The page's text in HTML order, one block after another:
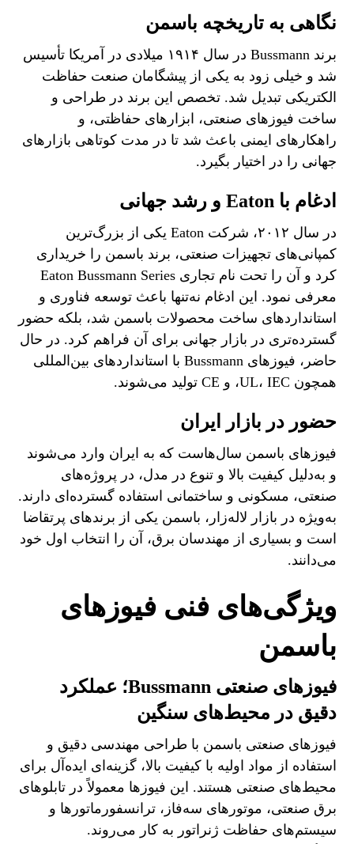
نگاهی به تاریخچه باسمن
برند Bussmann در سال ۱۹۱۴ میلادی در آمریکا تأسیس
شد و خیلی زود به یکی از پیشگامان صنعت حفاظت
الکتریکی تبدیل شد. تخصص این برند در طراحی و
ساخت فیوزهای صنعتی، ابزارهای حفاظتی، و
راهکارهای ایمنی باعث شد تا در مدت کوتاهی بازارهای
جهانی را در اختیار بگیرد.
ادغام با Eaton و رشد جهانی
در سال ۲۰۱۲، شرکت Eaton یکی از بزرگ‌ترین
کمپانی‌های تجهیزات صنعتی، برند باسمن را خریداری
کرد و آن را تحت نام تجاری Eaton Bussmann Series
معرفی نمود. این ادغام نه‌تنها باعث توسعه فناوری و
استانداردهای ساخت محصولات باسمن شد، بلکه حضور
گسترده‌تری در بازار جهانی برای آن فراهم کرد. در حال
حاضر، فیوزهای Bussmann با استانداردهای بین‌المللی
همچون UL، IEC، و CE تولید می‌شوند.
حضور در بازار ایران
فیوزهای باسمن سال‌هاست که به ایران وارد می‌شوند
و به‌دلیل کیفیت بالا و تنوع در مدل، در پروژه‌های
صنعتی، مسکونی و ساختمانی استفاده گسترده‌ای دارند.
به‌ویژه در بازار لاله‌زار، باسمن یکی از برندهای پرتقاضا
است و بسیاری از مهندسان برق، آن را انتخاب اول خود
می‌دانند.
ویژگی‌های فنی فیوزهای
باسمن
فیوزهای صنعتی Bussmann؛ عملکرد
دقیق در محیط‌های سنگین
فیوزهای صنعتی باسمن با طراحی مهندسی دقیق و
استفاده از مواد اولیه با کیفیت بالا، گزینه‌ای ایده‌آل برای
محیط‌های صنعتی هستند. این فیوزها معمولاً در تابلوهای
برق صنعتی، موتورهای سه‌فاز، ترانسفورماتورها و
سیستم‌های حفاظت ژنراتور به کار می‌روند.